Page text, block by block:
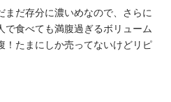
まだ存分に濃いめなので、さらに
食べても満腹過ぎるボリューム
！たまにしか売ってないけどリピ